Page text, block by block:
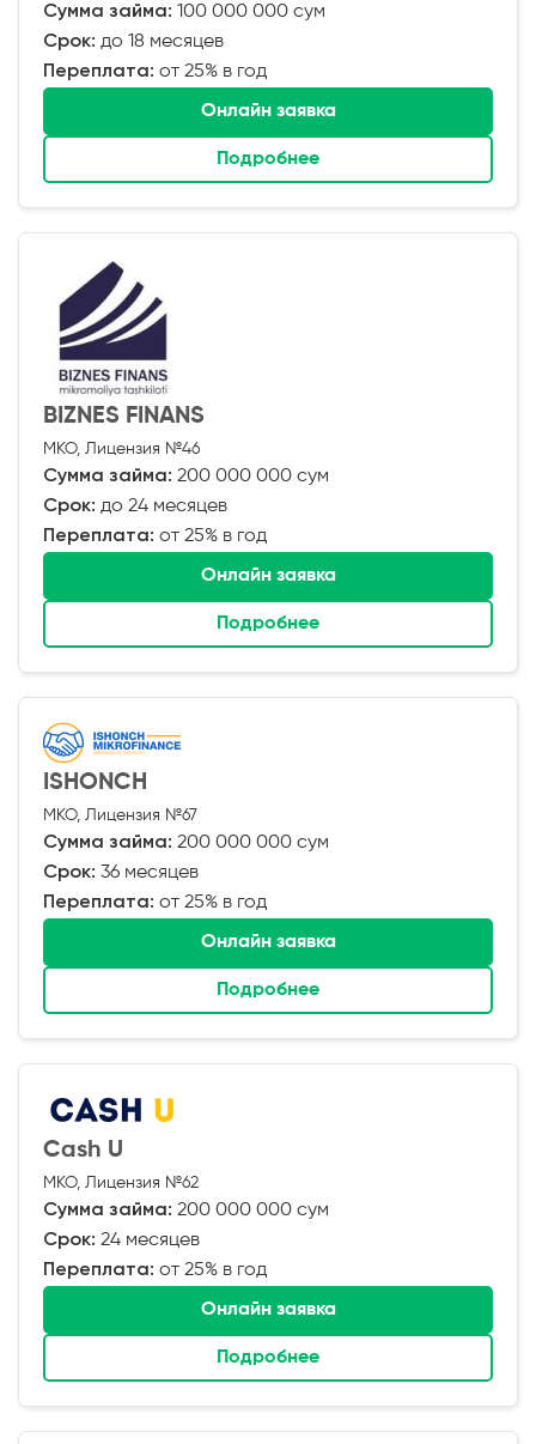
Сумма займа: 100 000 000 сум
Срок: до 18 месяцев
Переплата: от 25% в год
Онлайн заявка
Подробнее
BIZNES FINANS
МКО, Лицензия №46
Сумма займа: 200 000 000 сум
Срок: до 24 месяцев
Переплата: от 25% в год
Онлайн заявка
Подробнее
ISHONCH
МКО, Лицензия №67
Сумма займа: 200 000 000 сум
Срок: 36 месяцев
Переплата: от 25% в год
Онлайн заявка
Подробнее
Cash U
МКО, Лицензия №62
Сумма займа: 200 000 000 сум
Срок: 24 месяцев
Переплата: от 25% в год
Онлайн заявка
Подробнее